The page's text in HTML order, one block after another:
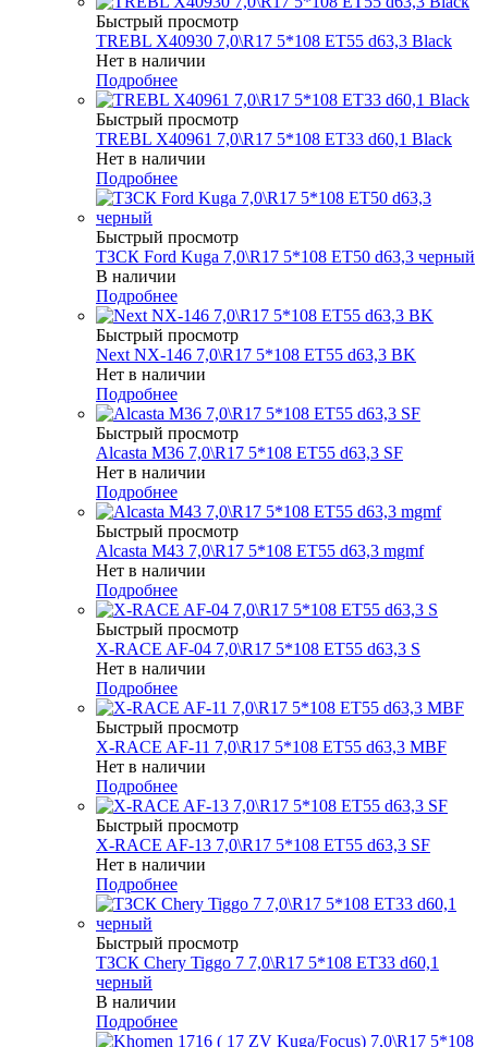
Быстрый просмотр
TREBL X40930 7,0\R17 5*108 ET55 d63,3 Black
Нет в наличии
Подробнее
Быстрый просмотр
TREBL X40961 7,0\R17 5*108 ET33 d60,1 Black
Нет в наличии
Подробнее
Быстрый просмотр
ТЗСК Ford Kuga 7,0\R17 5*108 ET50 d63,3 черный
В наличии
Подробнее
Быстрый просмотр
Next NX-146 7,0\R17 5*108 ET55 d63,3 BK
Нет в наличии
Подробнее
Быстрый просмотр
Alcasta M36 7,0\R17 5*108 ET55 d63,3 SF
Нет в наличии
Подробнее
Быстрый просмотр
Alcasta M43 7,0\R17 5*108 ET55 d63,3 mgmf
Нет в наличии
Подробнее
Быстрый просмотр
X-RACE AF-04 7,0\R17 5*108 ET55 d63,3 S
Нет в наличии
Подробнее
Быстрый просмотр
X-RACE AF-11 7,0\R17 5*108 ET55 d63,3 MBF
Нет в наличии
Подробнее
Быстрый просмотр
X-RACE AF-13 7,0\R17 5*108 ET55 d63,3 SF
Нет в наличии
Подробнее
Быстрый просмотр
ТЗСК Chery Tiggo 7 7,0\R17 5*108 ET33 d60,1
черный
В наличии
Подробнее